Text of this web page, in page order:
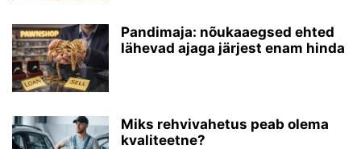
Pandimaja: nõukaaegsed ehted
lähevad ajaga järjest enam hinda
Miks rehvivahetus peab olema
kvaliteetne?